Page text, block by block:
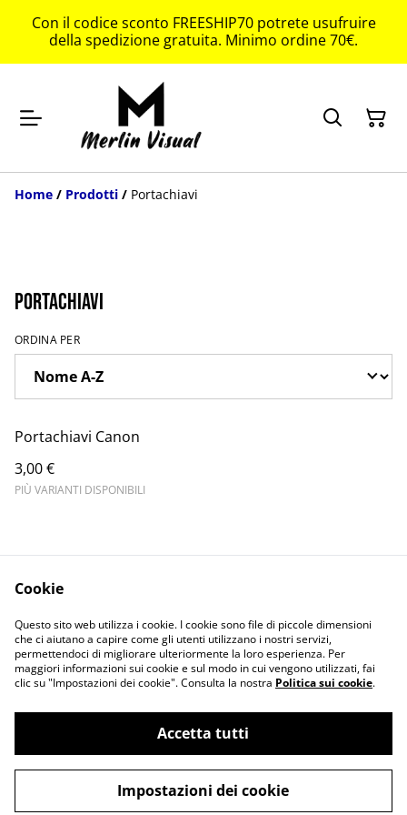
Con il codice sconto FREESHIP70 potrete usufruire
della spedizione gratuita. Minimo ordine 70€.
Home / Prodotti / Portachiavi
Portachiavi
ORDINA PER
Portachiavi Canon
3,00 €
PIÙ VARIANTI DISPONIBILI
Informativa sulla
privacy
Terms and
conditions
©2026Merlin Visual
powered by
Cookie
Questo sito web utilizza i cookie. I cookie sono file di piccole dimensioni
che ci aiutano a capire come gli utenti utilizzano i nostri servizi,
permettendoci di migliorare ulteriormente la loro esperienza. Per
maggiori informazioni sui cookie e sul modo in cui vengono utilizzati, fai
clic su "Impostazioni dei cookie". Consulta la nostra Politica sui cookie.
Accetta tutti
Impostazioni dei cookie